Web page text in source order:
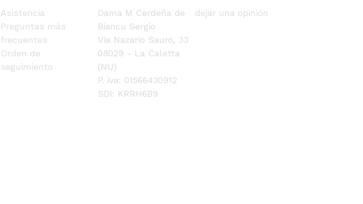
Asistencia
Preguntas más
frecuentes
Orden de
seguimiento
Dama M Cerdeña de
Biancu Sergio
Via Nazario Sauro, 33
08029 - La Caletta
(NU)
P. iva: 01566430912
SDI: KRRH6B9
dejar una opinión